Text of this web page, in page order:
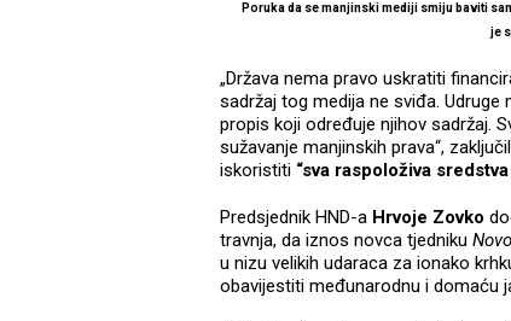
Poruka da se manjinski mediji smiju baviti
je
„Država nema pravo uskratiti
sadržaj tog medija ne sviđa.
propis koji određuje njihov sadržaj.
sužavanje manjinskih prava“,
iskoristiti “sva raspoloživa
Predsjednik HND-a Hrvoje Zovko
travnja, da iznos novca tjedniku
u nizu velikih udaraca za ionako
obavijestiti međunarodnu i domaću